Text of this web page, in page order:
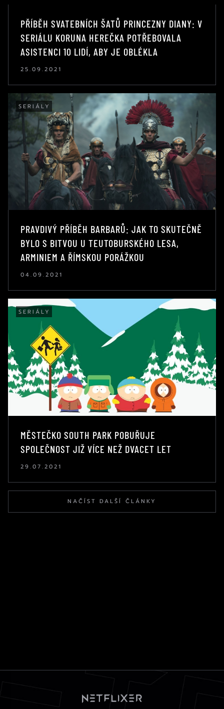
PŘÍBĚH SVATEBNÍCH ŠATŮ PRINCEZNY DIANY: V
SERIÁLU KORUNA HEREČKA POTŘEBOVALA
ASISTENCI 10 LIDÍ, ABY JE OBLÉKLA
25.09.2021
SERIÁLY
PRAVDIVÝ PŘÍBĚH BARBARŮ: JAK TO SKUTEČNĚ
BYLO S BITVOU U TEUTOBURSKÉHO LESA,
ARMINIEM A ŘÍMSKOU PORÁŽKOU
04.09.2021
SERIÁLY
MĚSTEČKO SOUTH PARK POBUŘUJE
SPOLEČNOST JIŽ VÍCE NEŽ DVACET LET
29.07.2021
NAČÍST DALŠÍ ČLÁNKY